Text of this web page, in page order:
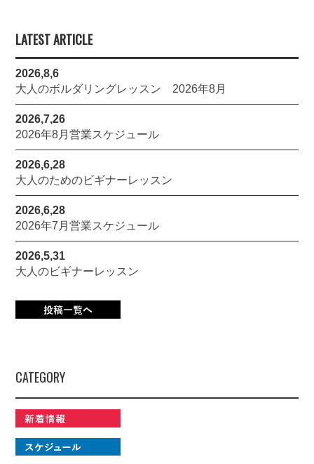
LATEST ARTICLE
2026,8,6
大人のボルダリングレッスン 2026年8月
2026,7,26
2026年8月営業スケジュール
2026,6,28
大人のためのビギナーレッスン
2026,6,28
2026年7月営業スケジュール
2026,5,31
大人のビギナーレッスン
CATEGORY